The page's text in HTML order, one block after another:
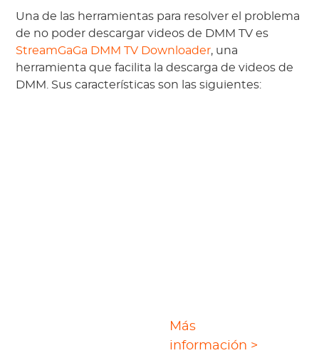
Una de las herramientas para resolver el problema
de no poder descargar videos de DMM TV es
StreamGaGa DMM TV Downloader, una
herramienta que facilita la descarga de videos de
DMM. Sus características son las siguientes:
Más
información >